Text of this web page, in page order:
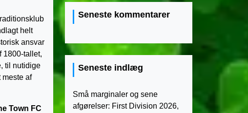
helt
ansvar
1800-tallet,
til nutidige
meste af
Town FC
Seneste kommentarer
Seneste indlæg
Små marginaler og sene
afgørelser: First Division 2026,